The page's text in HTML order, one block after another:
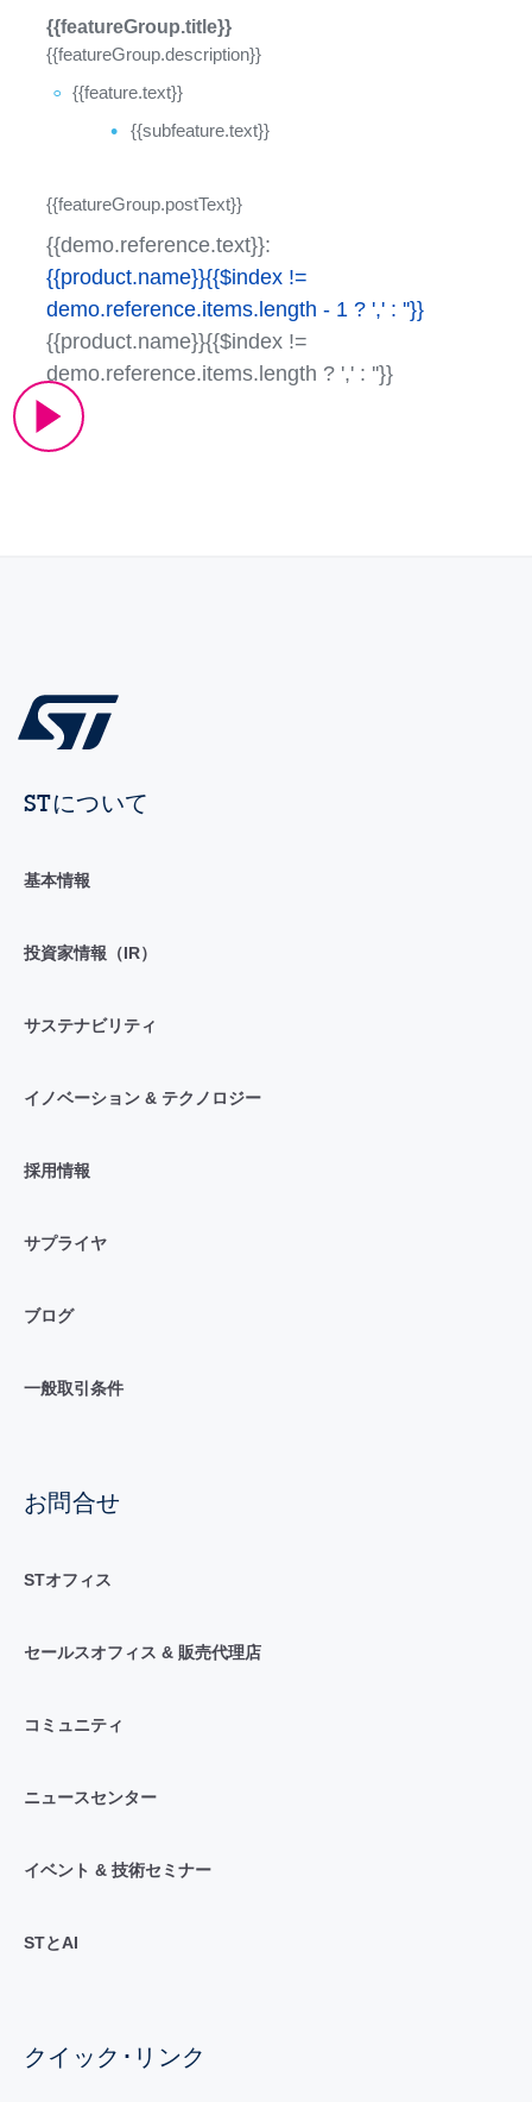
{{featureGroup.title}}
{{featureGroup.description}}
{{feature.text}}
{{subfeature.text}}
{{featureGroup.postText}}
{{demo.reference.text}}
{{product.name}}{{$index !=
demo.reference.items.length - 1 ? ',' : ''}}
{{product.name}}{{$index !=
demo.reference.items.length ? ',' : ''}}
STについて
基本情報
投資家情報（IR）
サステナビリティ
イノベーション & テクノロジー
採用情報
サプライヤ
ブログ
一般取引条件
お問合せ
STオフィス
セールスオフィス & 販売代理店
コミュニティ
ニュースセンター
イベント & 技術セミナー
STとAI
クイック･リンク